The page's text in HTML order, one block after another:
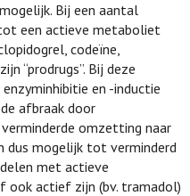
Bij een aantal
een actieve metaboliet
codeïne,
“prodrugs”. Bij deze
en -inductie
afbraak door
omzetting naar
dus mogelijk tot verminderd
met actieve
ook actief zijn (bv. tramadol)